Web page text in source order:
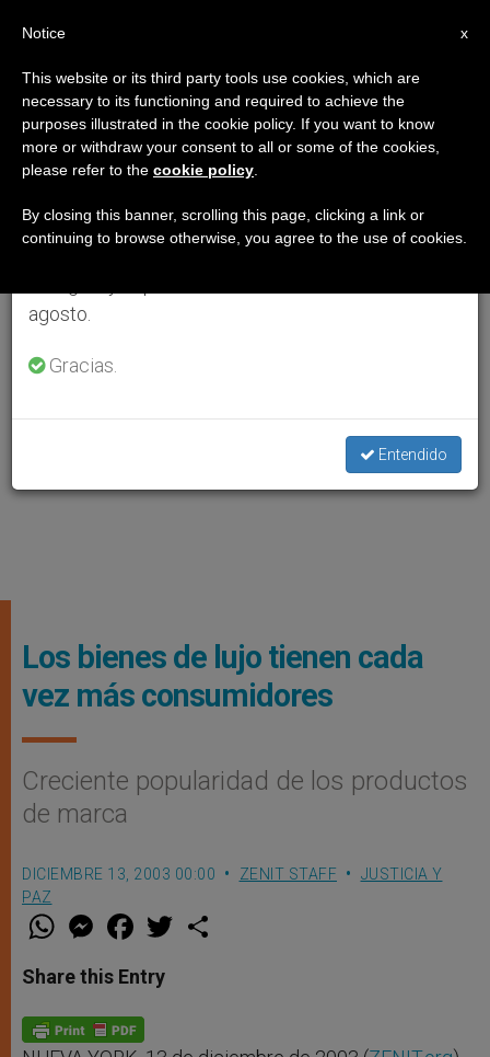
Los bienes de lujo tienen cada
vez más consumidores
Creciente popularidad de los productos
de marca
DICIEMBRE 13, 2003 00:00 ZENIT STAFF
JUSTICIA Y
PAZ
W
t
s
p
p
M
e
s
e
g
e
F
a
e
b
o
k
w
Share this Entry
×
Aviso importante
Del 27 de julio al 7 de agosto haremos la pausa
anual, aprovechando que en el periodo de verano
se generan menos informaciones y también el
agosto.
Gracias.
Entendido
x
Notice
This website or its third party tools use cookies, which are
necessary to its functioning and required to achieve the
purposes illustrated in the cookie policy. If you want to know
more or withdraw your consent to all or some of the cookies,
please refer to the cookie policy
By closing this banner, scrolling this page, clicking a link or
continuing to browse otherwise, you agree to the use of cookies.